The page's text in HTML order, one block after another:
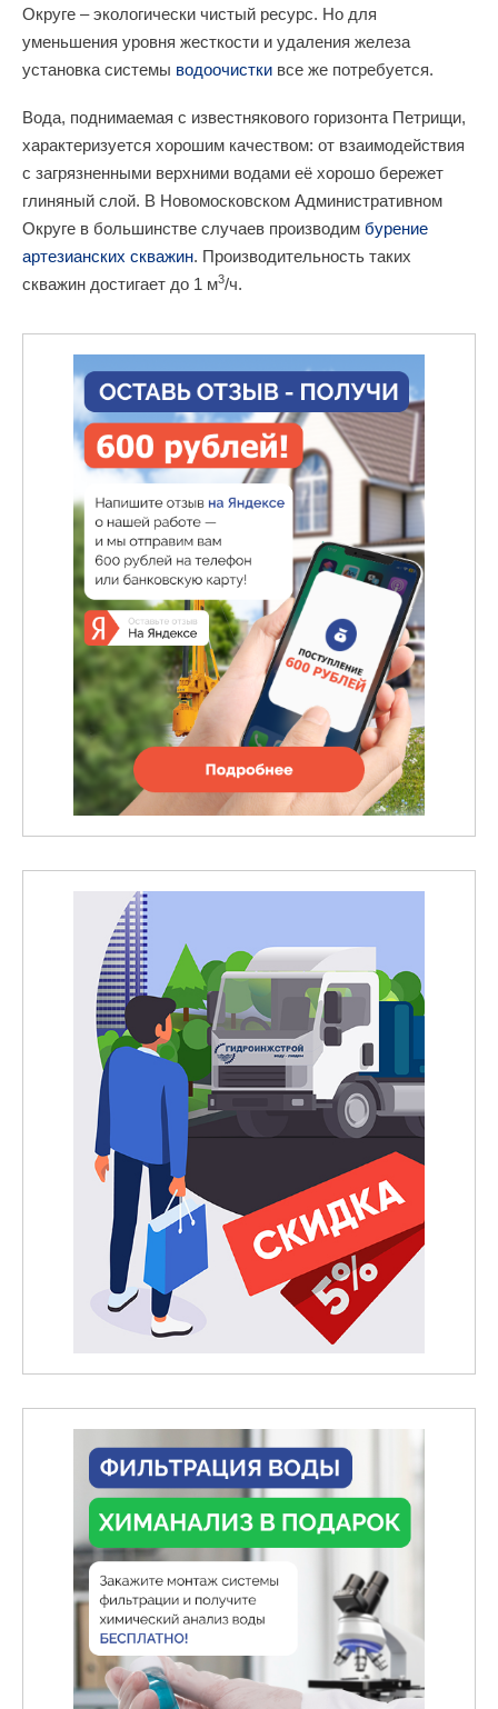
Округе – экологически чистый ресурс. Но для
уменьшения уровня жесткости и удаления железа
установка системы водоочистки все же потребуется.
Вода, поднимаемая с известнякового горизонта Петрищи,
характеризуется хорошим качеством: от взаимодействия
с загрязненными верхними водами её хорошо бережет
глиняный слой. В Новомосковском Административном
Округе в большинстве случаев производим бурение
артезианских скважин. Производительность таких
скважин достигает до 1 м3/ч.